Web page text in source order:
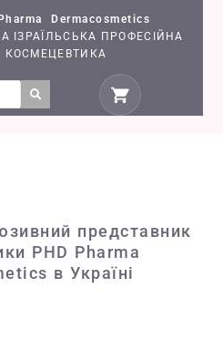
Dermacosmetics
ІЗРАЇЛЬСЬКА ПРОФЕСІЙНА
КОСМЕЦЕВТИКА
представник
PHD Pharma
в Україні